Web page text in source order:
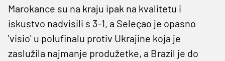
Marokance su na kraju ipak na kvalitetu i
iskustvo nadvisili s 3-1, a Seleçao je opasno
'visio' u polufinalu protiv Ukrajine koja je
zaslužila najmanje produžetke, a Brazil je do